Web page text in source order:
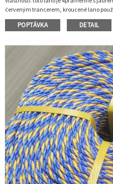
červeným trancerem, kroucené lano
hlavní použití materiálu pp, vypadá tvrdě
POPTÁVKA DETAIL